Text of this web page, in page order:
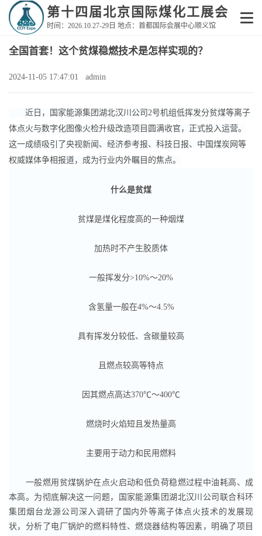
第十四届北京国际煤化工展会
时间：2026.10.27-29日 地点：首都国际会展中心顺义馆
全国首套！这个贫煤稳燃技术是怎样实现的？
2024-11-05 17:47:01 admin
近日，国家能源集团湖北汉川公司2号机组低挥发分贫煤等离子
体点火与数字化图像火检升级改造项目圆满收官，正式投入运营。
这一成绩吸引了央视新闻、经济参考报、科技日报、中国煤炭网等
权威媒体争相报道，成为行业内外瞩目的焦点。
什么是贫煤
贫煤是煤化程度高的一种烟煤
加热时不产生胶质体
一般挥发分>10%～20%
含氢量一般在4%～4.5%
具有挥发分较低、含碳量较高
且燃点较高等特点
因其燃点高达370℃～400℃
燃烧时火焰短且发热量高
主要用于动力和民用燃料
一般燃用贫煤锅炉在点火启动和低负荷稳燃过程中油耗高、成
本高。为彻底解决这一问题，国家能源集团湖北汉川公司联合科环
集团烟台龙源公司深入调研了国内外等离子体点火技术的发展现
状，分析了电厂锅炉的燃料特性、燃烧器结构等因素，明确了项目